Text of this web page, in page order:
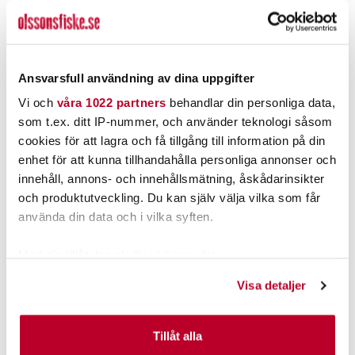
Ansvarsfull användning av dina uppgifter
Vi och våra 1022 partners behandlar din personliga data,
som t.ex. ditt IP-nummer, och använder teknologi såsom
cookies för att lagra och få tillgång till information på din
enhet för att kunna tillhandahålla personliga annonser och
innehåll, annons- och innehållsmätning, åskådarinsikter
och produktutveckling. Du kan själv välja vilka som får
använda din data och i vilka syften.
Identifiera din enhet genom att aktivt skanna den för
specifika kännetecken (fingeravtryck)
Visa detaljer
Tillåt alla
Baltic Flipper Marin/Röd.
1 199,00 krTidigare pris :
1 498,00 kr
FINNS I LAGER.
LÄS MER
ABU GARCIA
ABU Max X Black Ops
999,00 krTidigare pris
1 299,00 kr
TILLFÄLLIGT SLUT
LÄS MER
ANDRA TITTADE OCKSÅ PÅ